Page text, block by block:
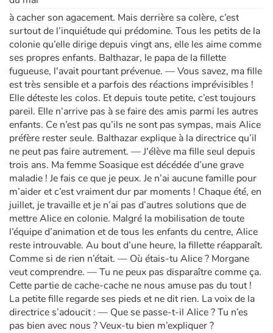
Apprendre les langues
Dyslexie, troubles de la lecture
Nos listes de lecture
Les plus lus
Coups de coeur
à cacher son agacement. Mais derrière sa colère, c’est
surtout de l’inquiétude qui prédomine. Tous les petits de la
colonie qu’elle dirige depuis vingt ans, elle les aime comme
ses propres enfants. Balthazar, le papa de la fillette
fugueuse, l'avait pourtant prévenue. — Vous savez, ma fille
est très sensible et a parfois des réactions imprévisibles !
Elle déteste les colos. Et depuis toute petite, c’est toujours
pareil. Elle n’arrive pas à se faire des amis parmi les autres
enfants. Ce n’est pas qu’ils ne sont pas sympas, mais Alice
préfère rester seule. Balthazar explique à la directrice qu’il
ne peut pas faire autrement. — J'élève ma fille seul depuis
trois ans. Ma femme Soasique est décédée d’une grave
maladie ! Je fais ce que je peux. Je n’ai aucune famille pour
m’aider et c’est vraiment dur par moments ! Chaque été, en
juillet, je travaille et je n’ai pas d’autres solutions que de
mettre Alice en colonie. Malgré la mobilisation de toute
l’équipe d’animation et de tous les enfants du centre, Alice
reste introuvable. Au bout d’une heure, la fillette réapparaît.
Comme si de rien n’était. — Où étais-tu Alice ? Morgane
veut comprendre. — Tu ne peux pas disparaître comme ça.
Cette partie de cache-cache ne nous amuse pas du tout !
La petite fille regarde ses pieds et ne dit rien. La voix de la
directrice s’adoucit : — Que se passe-t-il Alice ? Tu n’es
pas bien avec nous ? Veux-tu bien m’expliquer ?